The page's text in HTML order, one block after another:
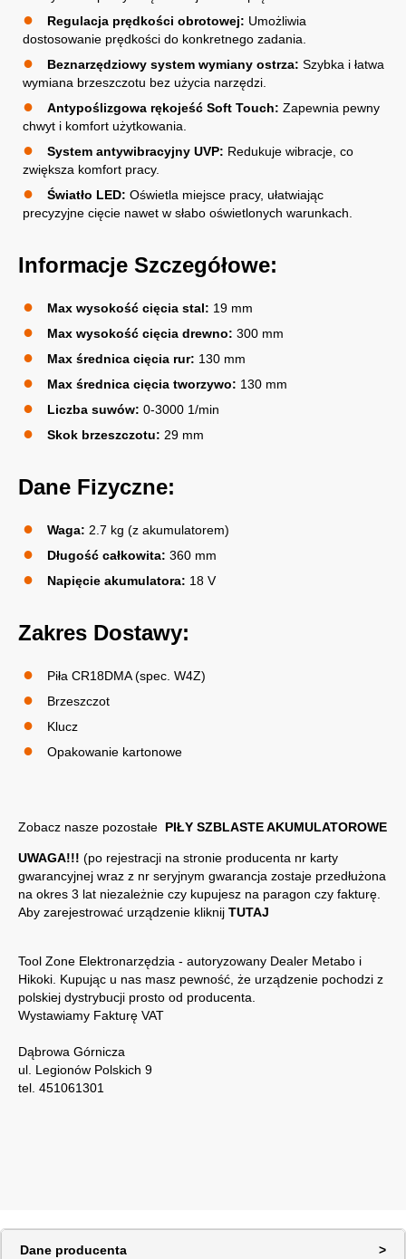
Regulacja prędkości obrotowej: Umożliwia
dostosowanie prędkości do konkretnego zadania.
Beznarzędziowy system wymiany ostrza: Szybka i łatwa
wymiana brzeszczotu bez użycia narzędzi.
Antypoślizgowa rękojeść Soft Touch: Zapewnia pewny
chwyt i komfort użytkowania.
System antywibracyjny UVP: Redukuje wibracje, co
zwiększa komfort pracy.
Światło LED: Oświetla miejsce pracy, ułatwiając
precyzyjne cięcie nawet w słabo oświetlonych warunkach.
Informacje Szczegółowe:
Max wysokość cięcia stal: 19 mm
Max wysokość cięcia drewno: 300 mm
Max średnica cięcia rur: 130 mm
Max średnica cięcia tworzywo: 130 mm
Liczba suwów: 0-3000 1/min
Skok brzeszczotu: 29 mm
Dane Fizyczne:
Waga: 2.7 kg (z akumulatorem)
Długość całkowita: 360 mm
Napięcie akumulatora: 18 V
Zakres Dostawy:
Piła CR18DMA (spec. W4Z)
Brzeszczot
Klucz
Opakowanie kartonowe
Zobacz nasze pozostałe PIŁY SZBLASTE AKUMULATOROWE
UWAGA!!! (po rejestracji na stronie producenta nr karty
gwarancyjnej wraz z nr seryjnym gwarancja zostaje przedłużona
na okres 3 lat niezależnie czy kupujesz na paragon czy fakturę.
Aby zarejestrować urządzenie kliknij TUTAJ
Tool Zone Elektronarzędzia - autoryzowany Dealer Metabo i
Hikoki. Kupując u nas masz pewność, że urządzenie pochodzi z
polskiej dystrybucji prosto od producenta.
Wystawiamy Fakturę VAT
Dąbrowa Górnicza
ul. Legionów Polskich 9
tel. 451061301
Dane producenta